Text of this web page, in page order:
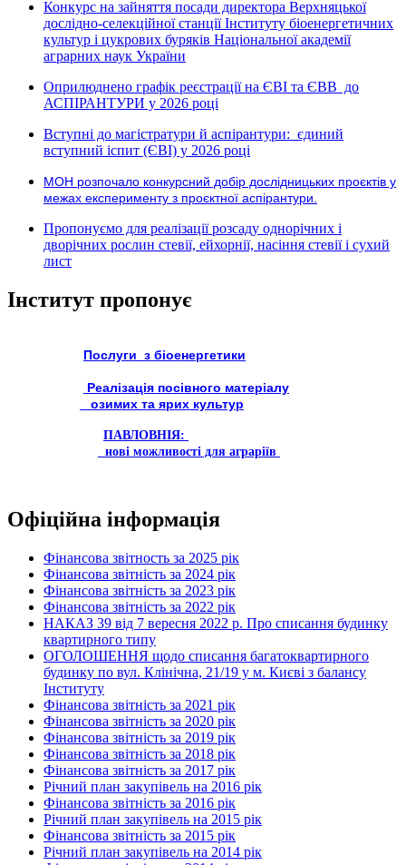
Конкурс на зайняття посади директора Верхняцької
дослідно-селекційної станції Інституту біоенергетичних
культур і цукрових буряків Національної академії
аграрних наук України
Оприлюднено графік реєстрації на ЄВІ та ЄВВ до
АСПІРАНТУРИ у 2026 році
Вступні до магістратури й аспірантури: єдиний
вступний іспит (ЄВІ) у 2026 році
МОН розпочало конкурсний добір дослідницьких проєктів у
межах експерименту з проєктної аспірантури.
Пропонуємо для реалізації розсаду однорічних і
дворічних рослин стевії, ейхорнії, насіння стевії і сухий
лист
Інститут пропонує
Послуги з біоенергетики
Реалізація посівного матеріалу
озимих та ярих культур
ПАВЛОВНІЯ:
нові можливості для аграріїв
Офіційна інформація
Фінансова звітность за 2025 рік
Фінансова звітність за 2024 рік
Фінансова звітність за 2023 рік
Фінансова звітність за 2022 рік
НАКАЗ 39 від 7 вересня 2022 р. Про списання будинку
квартирного типу
ОГОЛОШЕННЯ щодо списання багатоквартирного
будинку по вул. Клінічна, 21/19 у м. Києві з балансу
Інституту
Фінансова звітність за 2021 рік
Фінансова звітність за 2020 рік
Фінансова звітність за 2019 рік
Фінансова звітність за 2018 рік
Фінансова звітність за 2017 рік
Річний план закупівель на 2016 рік
Фінансова звітність за 2016 рік
Річний план закупівель на 2015 рік
Фінансова звітність за 2015 рік
Річний план закупівель на 2014 рік